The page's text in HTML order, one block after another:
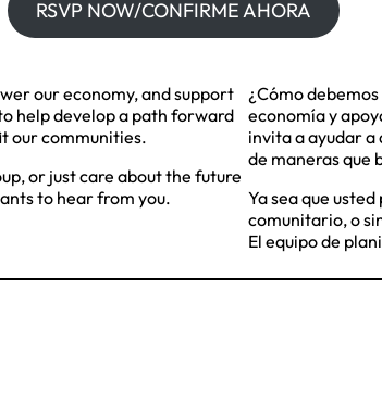
RSVP NOW/CONFIRME AHORA
our economy, and support
help develop a path forward
our communities.
or just care about the future
to hear from you.
¿Cómo
economía y
invita a ayudar
de maneras que
Ya sea que
comunitario, o
El equipo de